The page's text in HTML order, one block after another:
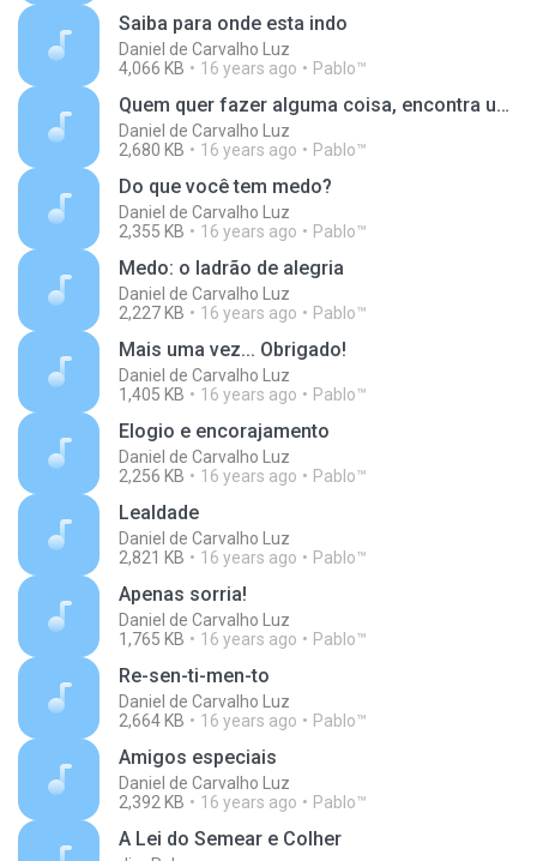
Saiba para onde esta indo
Daniel de Carvalho Luz
4,066 KB
16 years ago Pablo™
Quem quer fazer alguma coisa, encontra um meio
Daniel de Carvalho Luz
2,680 KB
16 years ago Pablo™
Do que você tem medo?
Daniel de Carvalho Luz
2,355 KB
16 years ago Pablo™
Medo: o ladrão de alegria
Daniel de Carvalho Luz
2,227 KB
16 years ago Pablo™
Mais uma vez... Obrigado!
Daniel de Carvalho Luz
1,405 KB
16 years ago Pablo™
Elogio e encorajamento
Daniel de Carvalho Luz
2,256 KB
16 years ago Pablo™
Lealdade
Daniel de Carvalho Luz
2,821 KB
16 years ago Pablo™
Apenas sorria!
Daniel de Carvalho Luz
1,765 KB
16 years ago Pablo™
Re-sen-ti-men-to
Daniel de Carvalho Luz
2,664 KB
16 years ago Pablo™
Amigos especiais
Daniel de Carvalho Luz
2,392 KB
16 years ago Pablo™
A Lei do Semear e Colher